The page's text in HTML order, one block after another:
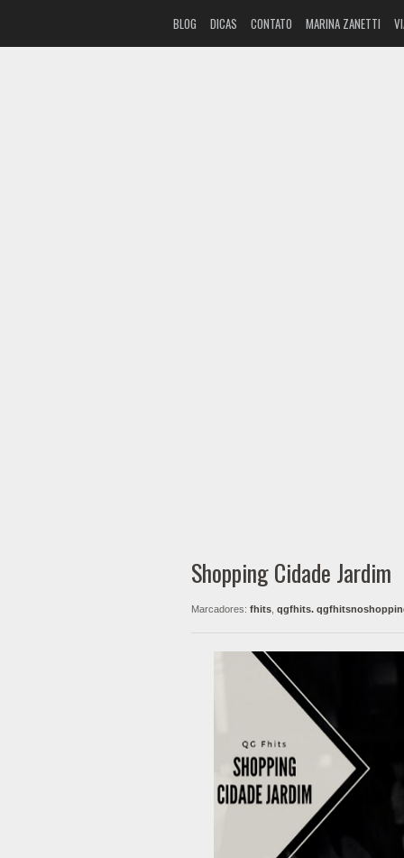
BLOG DICAS CONTATO MARINA ZANETTI
Shopping Cidade Jardim
Marcadores: fhits qgfhits.